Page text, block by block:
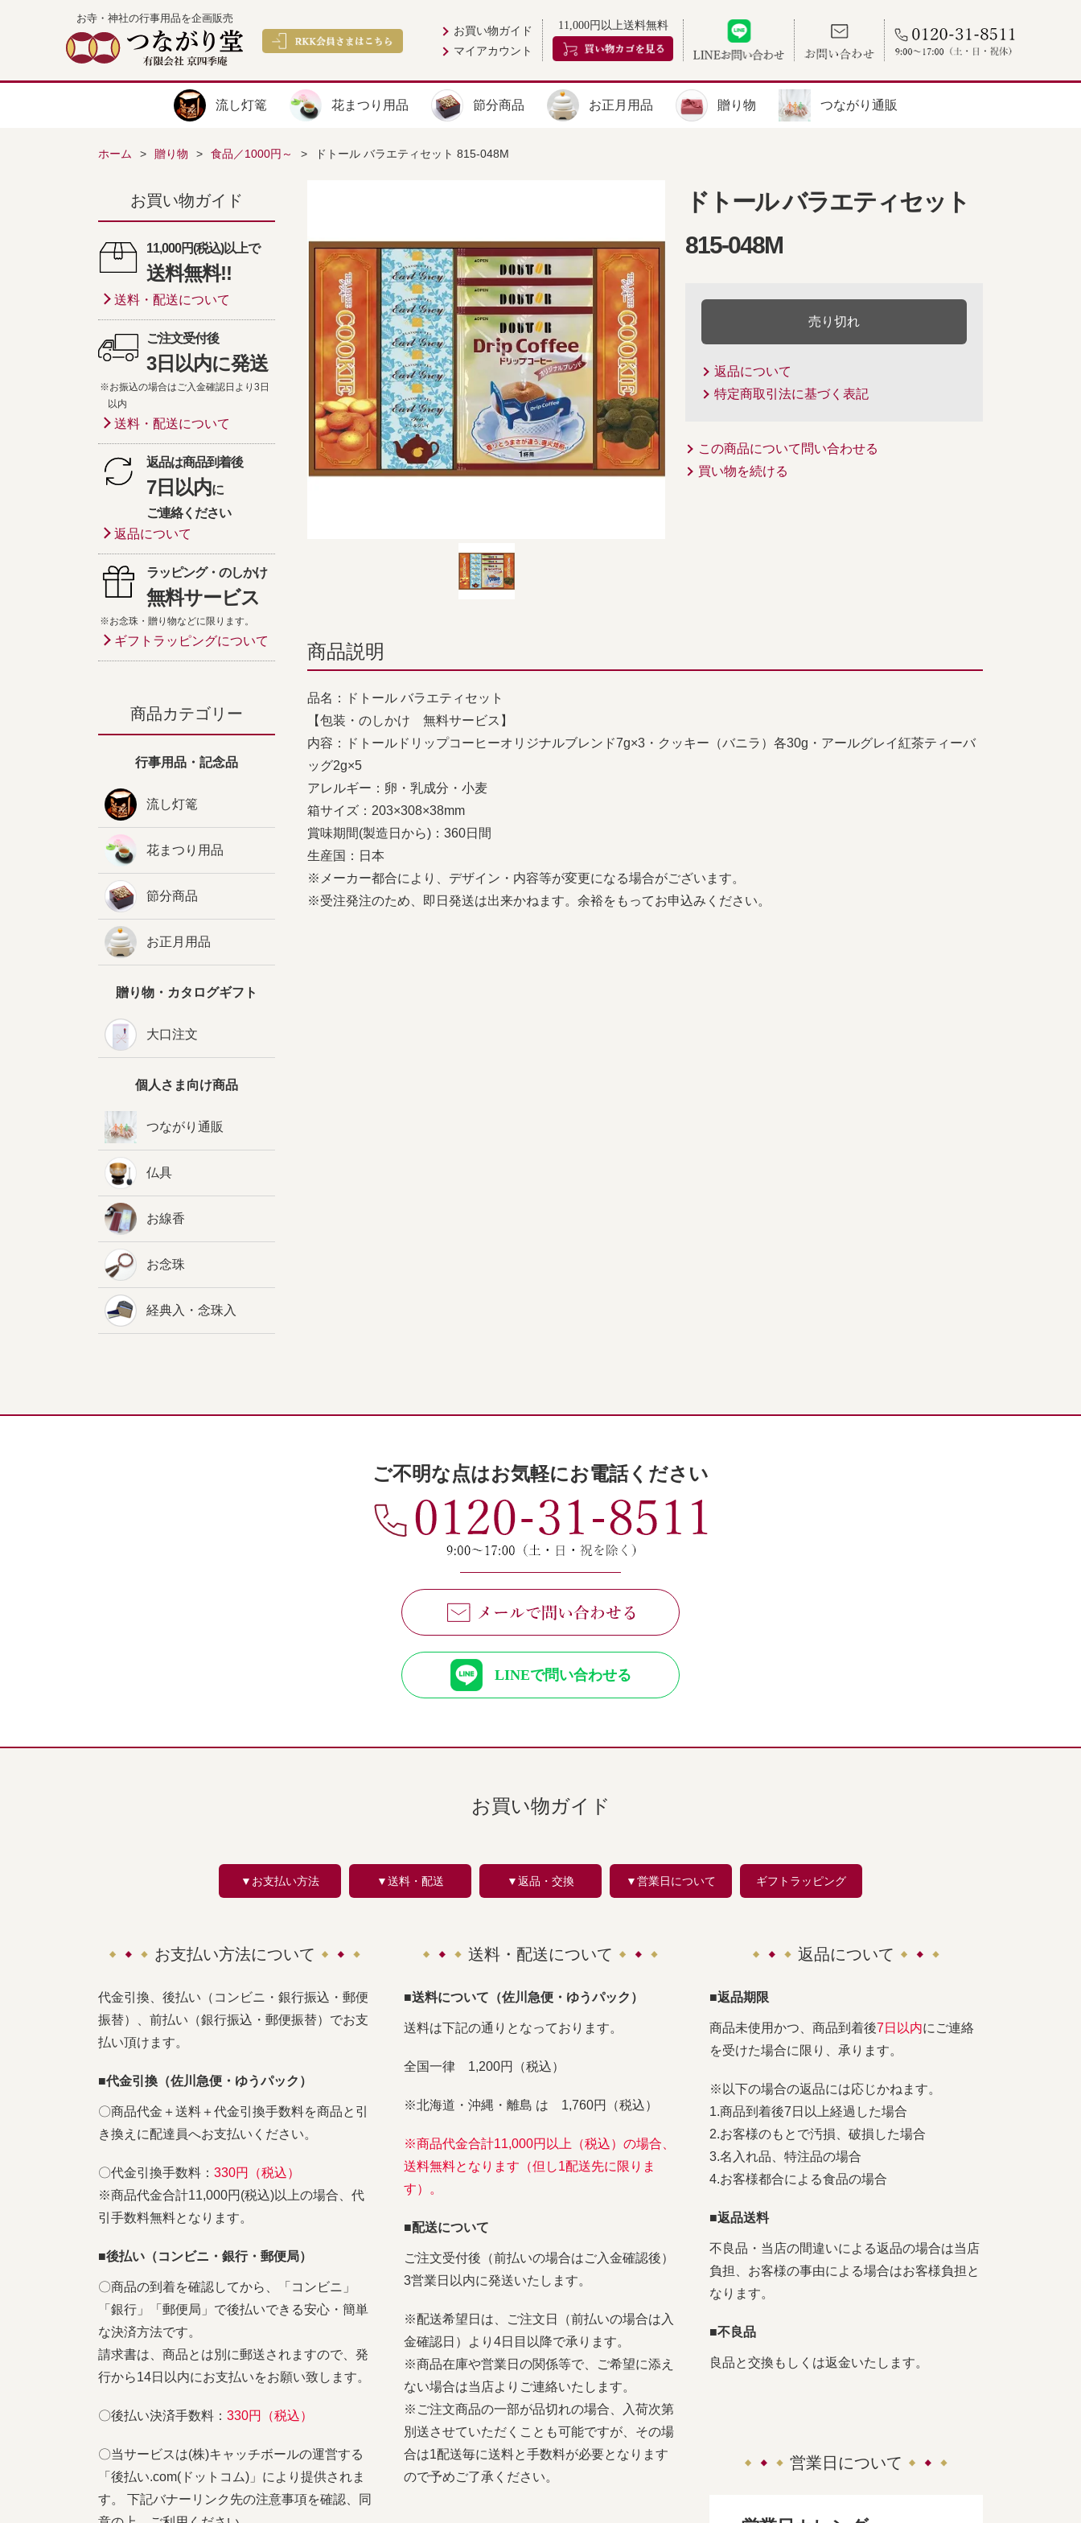
お寺・神社の行事用品を企画販売
お買い物ガイド
マイアカウント
11,000円以上送料無料
流し灯篭 花まつり用品 節分商品 お正月用品 贈り物 つながり通販
ホーム 贈り物 食品／1000円～ ドトール バラエティセット 815-048M
ドトール バラエティセット
815-048M
売り切れ
返品について
特定商取引法に基づく表記
この商品について問い合わせる
買い物を続ける
商品説明
品名：ドトール バラエティセット
【包装・のしかけ 無料サービス】
内容：ドトールドリップコーヒーオリジナルブレンド7g×3・クッキー（バニラ）各30g・アールグレイ紅茶ティーバ
ッグ2g×5
アレルギー：卵・乳成分・小麦
箱サイズ：203×308×38mm
賞味期間(製造日から)：360日間
生産国：日本
※メーカー都合により、デザイン・内容等が変更になる場合がございます。
※受注発注のため、即日発送は出来かねます。余裕をもってお申込みください。
お買い物ガイド
11,000円(税込)以上で
送料無料!!
送料・配送について
ご注文受付後
3日以内に発送
※お振込の場合はご入金確認日より3日
以内
送料・配送について
返品は商品到着後
7日以内に
ご連絡ください
返品について
ラッピング・のしかけ
無料サービス
※お念珠・贈り物などに限ります。
ギフトラッピングについて
商品カテゴリー
行事用品・記念品
流し灯篭
花まつり用品
節分商品
お正月用品
贈り物・カタログギフト
大口注文
個人さま向け商品
つながり通販
仏具
お線香
お念珠
経典入・念珠入
ご不明な点はお気軽にお電話ください
LINEで問い合わせる
お買い物ガイド
▼お支払い方法 ▼送料・配送 ▼返品・交換 ▼営業日について ギフトラッピング
お支払い方法について
代金引換、後払い（コンビニ・銀行振込・郵便
振替）、前払い（銀行振込・郵便振替）でお支
払い頂けます。
■代金引換（佐川急便・ゆうパック）
〇商品代金＋送料＋代金引換手数料を商品と引
き換えに配達員へお支払いください。
〇代金引換手数料： 330円（税込）
※商品代金合計11,000円(税込)以上の場合、代
引手数料無料となります。
■後払い（コンビニ・銀行・郵便局）
〇商品の到着を確認してから、「コンビニ」
「銀行」「郵便局」で後払いできる安心・簡単
な決済方法です。
請求書は、商品とは別に郵送されますので、発
行から14日以内にお支払いをお願い致します。
〇後払い決済手数料： 330円（税込）
〇当サービスは(株)キャッチボールの運営する
「後払い.com(ドットコム)」により提供されま
す。 下記バナーリンク先の注意事項を確認、同
送料・配送について
■送料について（佐川急便・ゆうパック）
送料は下記の通りとなっております。
全国一律 1,200円（税込）
※北海道・沖縄・離島 は 1,760円（税込）
※商品代金合計11,000円以上（税込）の場合、
送料無料となります（但し1配送先に限りま
す）。
■配送について
ご注文受付後（前払いの場合はご入金確認後）
3営業日以内に発送いたします。
※配送希望日は、ご注文日（前払いの場合は入
金確認日）より4日目以降で承ります。
※商品在庫や営業日の関係等で、ご希望に添え
ない場合は当店よりご連絡いたします。
※ご注文商品の一部が品切れの場合、入荷次第
別送させていただくことも可能ですが、その場
合は1配送毎に送料と手数料が必要となります
ので予めご了承ください。
返品について
■返品期限
商品未使用かつ、商品到着後7日以内にご連絡
を受けた場合に限り、承ります。
※以下の場合の返品には応じかねます。
1.商品到着後7日以上経過した場合
2.お客様のもとで汚損、破損した場合
3.名入れ品、特注品の場合
4.お客様都合による食品の場合
■返品送料
不良品・当店の間違いによる返品の場合は当店
負担、お客様の事由による場合はお客様負担と
なります。
■不良品
良品と交換もしくは返金いたします。
営業日について